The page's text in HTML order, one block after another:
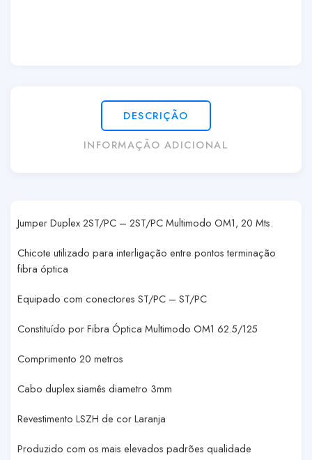
DESCRIÇÃO
INFORMAÇÃO ADICIONAL
Jumper Duplex 2ST/PC – 2ST/PC Multimodo OM1, 20 Mts.
Chicote utilizado para interligação entre pontos terminação
fibra óptica
Equipado com conectores ST/PC – ST/PC
Constituído por Fibra Óptica Multimodo OM1 62.5/125
Comprimento 20 metros
Cabo duplex siamês diametro 3mm
Revestimento LSZH de cor Laranja
Produzido com os mais elevados padrões qualidade